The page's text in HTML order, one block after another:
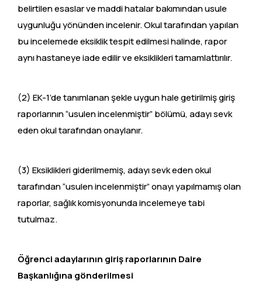
belirtilen esaslar ve maddi hatalar bakımından usule
uygunluğu yönünden incelenir. Okul tarafından yapılan
bu incelemede eksiklik tespit edilmesi halinde, rapor
aynı hastaneye iade edilir ve eksiklikleri tamamlattırılır.
(2) EK-1’de tanımlanan şekle uygun hale getirilmiş giriş
raporlarının “usulen incelenmiştir” bölümü, adayı sevk
eden okul tarafından onaylanır.
(3) Eksiklikleri giderilmemiş, adayı sevk eden okul
tarafından “usulen incelenmiştir” onayı yapılmamış olan
raporlar, sağlık komisyonunda incelemeye tabi
tutulmaz.
Öğrenci adaylarının giriş raporlarının Daire
Başkanlığına gönderilmesi